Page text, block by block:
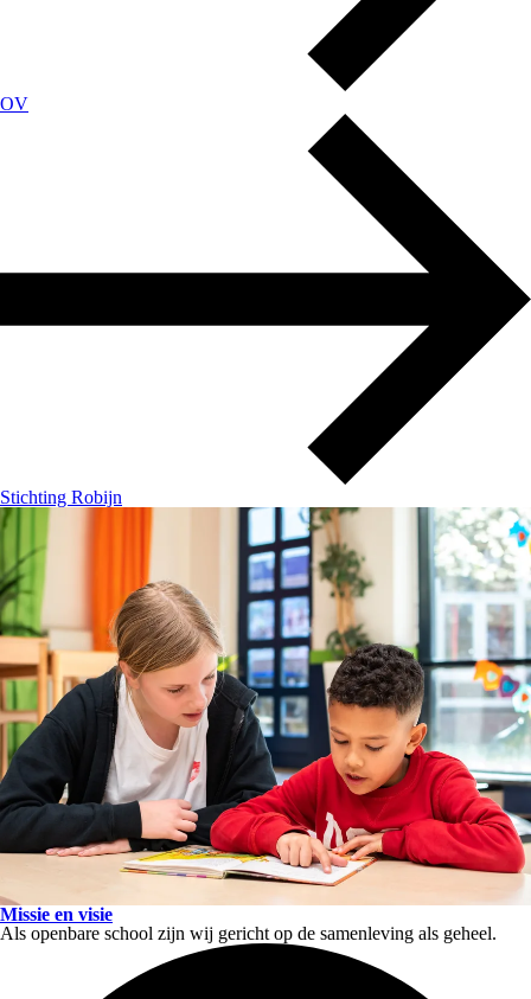
OV
Stichting Robijn
Missie en visie
Als openbare school zijn wij gericht op de samenleving als geheel.